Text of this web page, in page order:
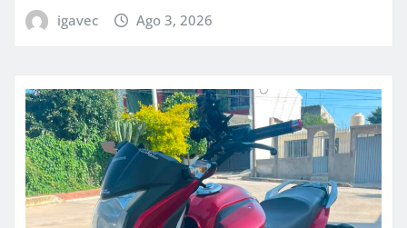
igavec Ago 3, 2026